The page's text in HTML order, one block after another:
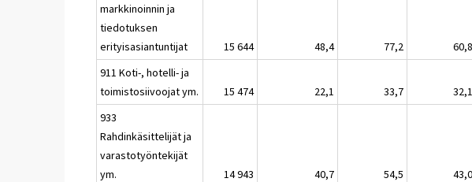
markkinoinnin ja
tiedotuksen
erityisasiantuntijat
15 644 48,4 77,2 60,8
911 Koti-, hotelli- ja
toimistosiivoojat ym.
15 474 22,1 33,7 32,1
933
Rahdinkäsittelijät ja
varastotyöntekijät
ym.
14 943 40,7 54,5 43,0